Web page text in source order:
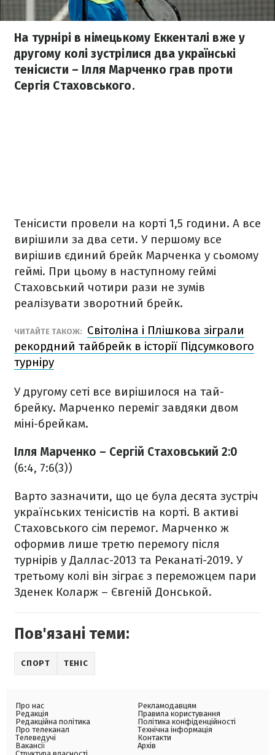
На турнірі в німецькому Еккенталі вже у
другому колі зустрілися два українські
тенісисти – Ілля Марченко грав проти
Сергія Стаховського.
Тенісисти провели на корті 1,5 години. А все
вирішили за два сети. У першому все
вирішив єдиний брейк Марченка у сьомому
геймі. При цьому в наступному геймі
Стаховський чотири рази не зумів
реалізувати зворотний брейк.
ЧИТАЙТЕ ТАКОЖ:
Світоліна і Плішкова зіграли
рекордний тайбрейк в історії Підсумкового
турніру
У другому сеті все вирішилося на тай-
брейку. Марченко переміг завдяки двом
міні-брейкам.
Ілля Марченко – Сергій Стаховський 2:0
(6:4, 7:6(3))
Варто зазначити, що це була десята зустріч
українських тенісистів на корті. В активі
Стаховського сім перемог. Марченко ж
оформив лише третю перемогу після
турнірів у Даллас-2013 та Реканаті-2019. У
третьому колі він зіграє з переможцем пари
Зденек Коларж – Євгеній Донськой.
Пов'язані теми:
СПОРТ ТЕНІС
Про нас
Редакція
Редакційна політика
Про телеканал
Телеведучі
Вакансії
Рекламодавцям
Правила користування
Політика конфіденційності
Технічна інформація
Контакти
Архів